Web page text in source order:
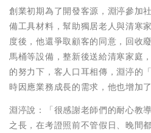
創業初期為了開發客源，淵渟參加
備工具材料，幫助獨居老人與清寒
度後，他還爭取顧客的同意，回收
馬桶等設備，整新後送給清寒家庭
的努力下，客人口耳相傳，淵渟的
時因應業務成長的需求，他也增加了
淵渟說：「很感謝老師們的耐心教
之長，在考證照前不管假日、晚間